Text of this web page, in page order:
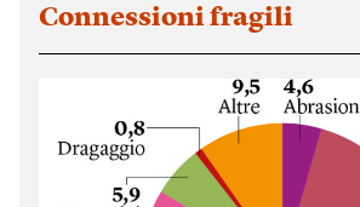
Connessioni fragili